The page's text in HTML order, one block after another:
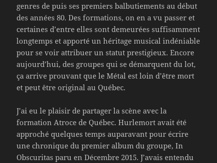
genres de puis ses premiers balbutiements au début
des années 80. Des formations, on en a vu passer et
certaines d’entre elles sont demeurées suffisamment
longtemps et apporté un héritage musical indéniable
pour se voir attribuer un statut prestigieux. Encore
aujourd’hui, des groupes qui se démarquent du lot,
ça arrive prouvant que le Métal est loin d’être mort
et peut être original au Québec.
J’ai eu le plaisir de partager la scène avec la
formation Atroce de Québec. Hurlemort avait été
approché quelques temps auparavant pour écrire
une chronique du premier album du groupe, In
Obscuritas paru en Décembre 2015. J’avais entendu